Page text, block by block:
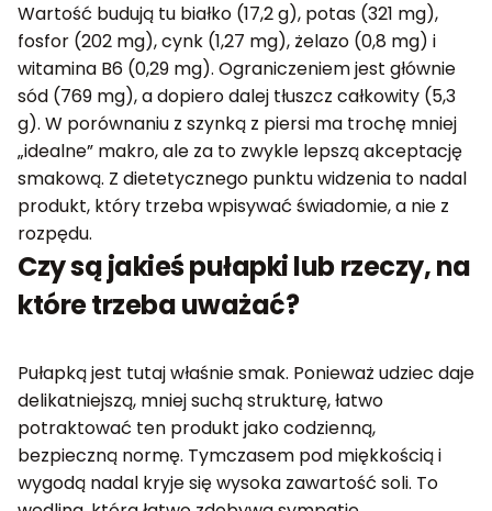
Wartość budują tu białko (17,2 g), potas (321 mg),
fosfor (202 mg), cynk (1,27 mg), żelazo (0,8 mg) i
witamina B6 (0,29 mg). Ograniczeniem jest głównie
sód (769 mg), a dopiero dalej tłuszcz całkowity (5,3
g). W porównaniu z szynką z piersi ma trochę mniej
„idealne” makro, ale za to zwykle lepszą akceptację
smakową. Z dietetycznego punktu widzenia to nadal
produkt, który trzeba wpisywać świadomie, a nie z
rozpędu.
Czy są jakieś pułapki lub rzeczy, na
które trzeba uważać?
Pułapką jest tutaj właśnie smak. Ponieważ udziec daje
delikatniejszą, mniej suchą strukturę, łatwo
potraktować ten produkt jako codzienną,
bezpieczną normę. Tymczasem pod miękkością i
wygodą nadal kryje się wysoka zawartość soli. To